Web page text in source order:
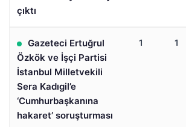
çıktı
Gazeteci Ertuğrul
Özkök ve İşçi Partisi
İstanbul Milletvekili
Sera Kadıgil’e
‘Cumhurbaşkanına
hakaret’ soruşturması
1 1